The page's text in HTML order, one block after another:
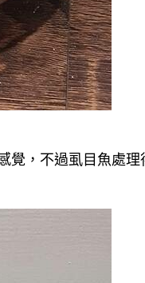
覺，不過虱目魚處